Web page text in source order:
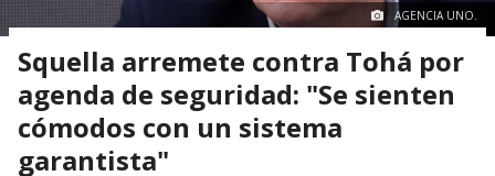
AGENCIA UNO.
Squella arremete contra Tohá por
agenda de seguridad: "Se sienten
cómodos con un sistema
garantista"